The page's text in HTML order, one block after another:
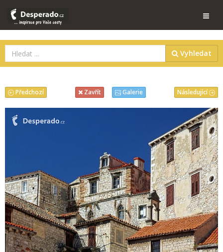
Vyhledat
Následující
Předchozí Zavřít Galerie